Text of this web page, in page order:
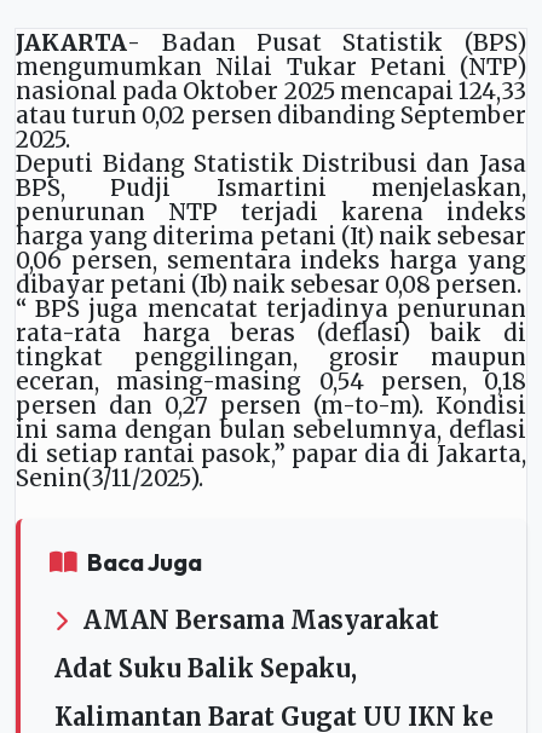
JAKARTA- Badan Pusat Statistik (BPS)
mengumumkan Nilai Tukar Petani (NTP)
nasional pada Oktober 2025 mencapai 124,33
atau turun 0,02 persen dibanding September
2025.
Deputi Bidang Statistik Distribusi dan Jasa
BPS, Pudji Ismartini menjelaskan,
penurunan NTP terjadi karena indeks
harga yang diterima petani (It) naik sebesar
0,06 persen, sementara indeks harga yang
dibayar petani (Ib) naik sebesar 0,08 persen.
“ BPS juga mencatat terjadinya penurunan
rata-rata harga beras (deflasi) baik di
tingkat penggilingan, grosir maupun
eceran, masing-masing 0,54 persen, 0,18
persen dan 0,27 persen (m-to-m). Kondisi
ini sama dengan bulan sebelumnya, deflasi
di setiap rantai pasok,” papar dia di Jakarta,
Senin(3/11/2025).
Baca Juga
AMAN Bersama Masyarakat
Adat Suku Balik Sepaku,
Kalimantan Barat Gugat UU IKN ke